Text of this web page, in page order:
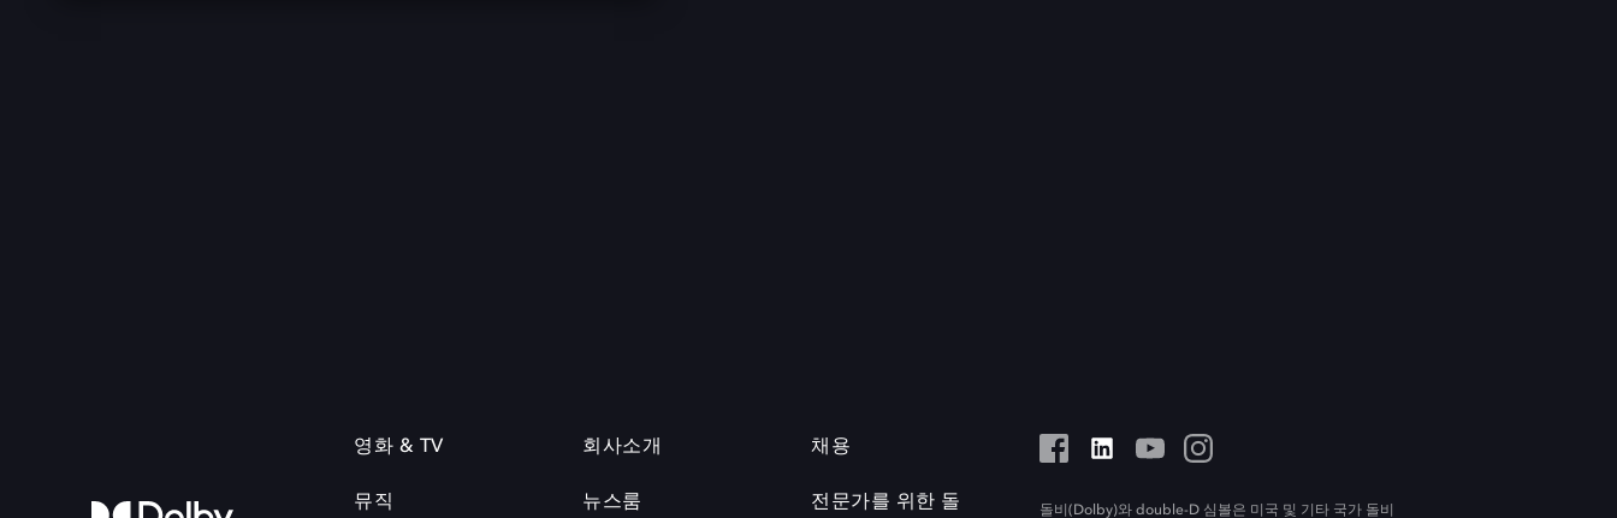
영화 & TV
뮤직
회사소개
뉴스룸
채용
전문가를 위한 돌 돌비(Dolby)와 double-D 심볼은 미국 및 기타 국가 돌비